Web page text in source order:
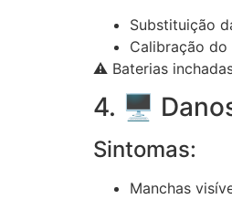
Substituição
Calibração
⚠️ Baterias
4. 🖥️
Sintomas:
Manchas